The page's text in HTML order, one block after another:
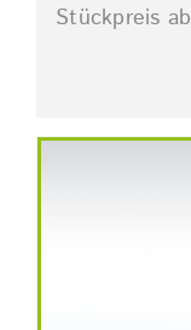
Stückpreis ab